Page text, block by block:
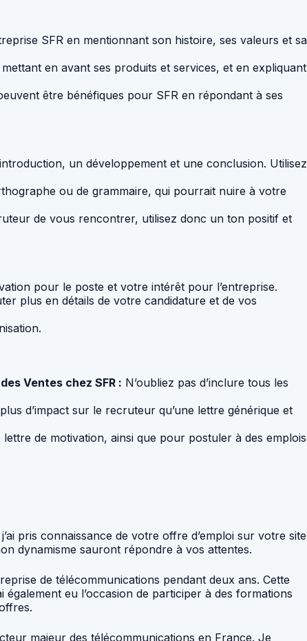
SFR en mentionnant son histoire, ses valeurs et sa
en avant ses produits et services, et en expliquant
être bénéfiques pour SFR en répondant à ses
un développement et une conclusion. Utilisez
ou de grammaire, qui pourrait nuire à votre
de vous rencontrer, utilisez donc un ton positif et
pour le poste et votre intérêt pour l’entreprise.
plus en détails de votre candidature et de vos
Ventes chez SFR : N’oubliez pas d’inclure tous les
d’impact sur le recruteur qu’une lettre générique et
de motivation, ainsi que pour postuler à des emplois
pris connaissance de votre offre d’emploi sur votre site
dynamisme sauront répondre à vos attentes.
de télécommunications pendant deux ans. Cette
eu l’occasion de participer à des formations
majeur des télécommunications en France. Je